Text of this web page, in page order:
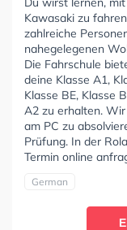
Kawasaki zu
zahlreiche
nahegelegenen
Die Fahrschule
deine Klasse A1,
Klasse BE, Klasse
A2 zu erhalten.
am PC zu
Prüfung. In der
Termin online
German